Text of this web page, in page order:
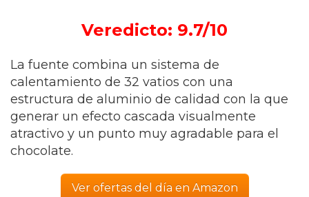
Veredicto: 9.7/10
La fuente combina un sistema de
calentamiento de 32 vatios con una
estructura de aluminio de calidad con la que
generar un efecto cascada visualmente
atractivo y un punto muy agradable para el
chocolate.
Ver ofertas del día en Amazon